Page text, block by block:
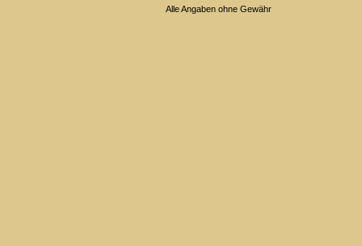
Alle Angaben ohne Gewähr